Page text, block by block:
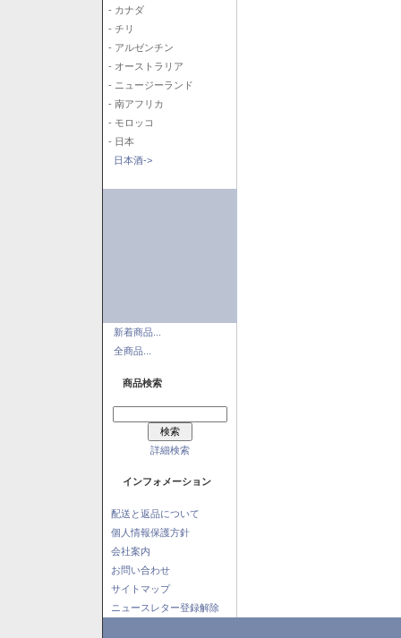
- カナダ
- チリ
- アルゼンチン
- オーストラリア
- ニュージーランド
- 南アフリカ
- モロッコ
- 日本
日本酒->
新着商品...
全商品...
商品検索
詳細検索
インフォメーション
配送と返品について
個人情報保護方針
会社案内
お問い合わせ
サイトマップ
ニュースレター登録解除